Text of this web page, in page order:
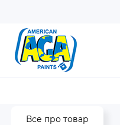
Все про товар